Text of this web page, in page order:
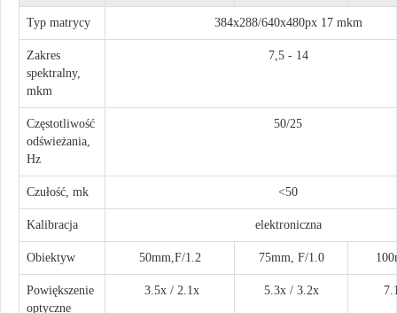
Typ matrycy 384x288/640x480px 17 mkm
Zakres
spektralny,
mkm
7,5 - 14
Częstotliwość
odświeżania,
Hz
50/25
Czułość, mk <50
Kalibracja elektroniczna
Obiektyw 50mm,F/1.2 75mm, F/1.0
Powiększenie
optyczne
3.5х / 2.1x 5.3х / 3.2x